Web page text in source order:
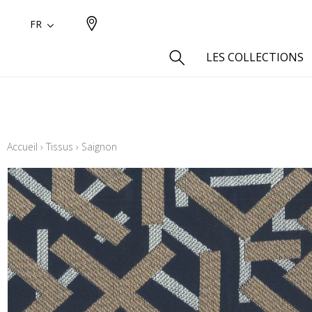
FR
LES COLLECTIONS
Coton
Laine
Lin
Accueil › Tissus › Saignon